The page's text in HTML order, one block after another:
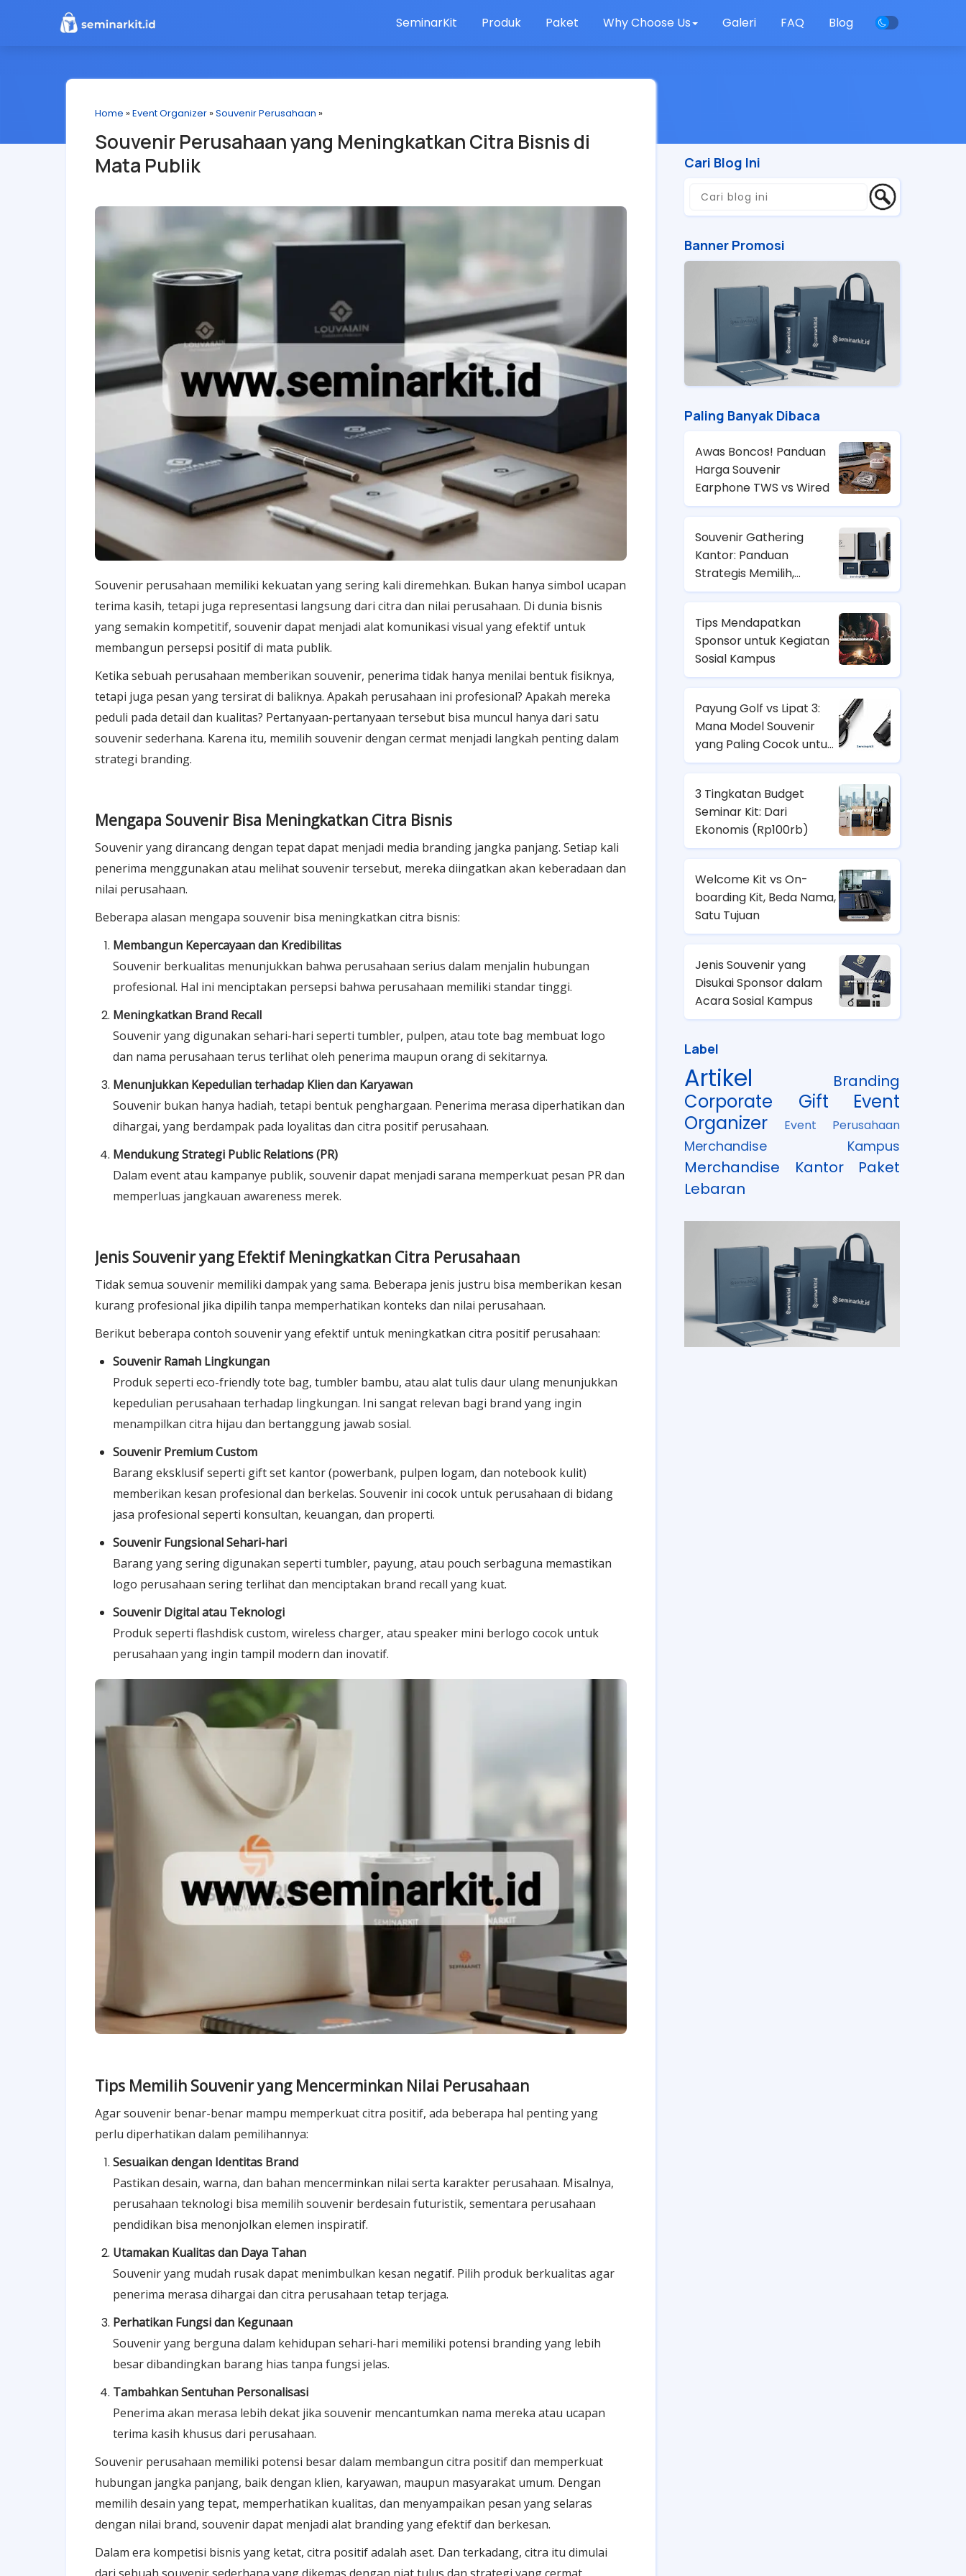
SeminarKit Produk Paket Why Choose Us Galeri FAQ Blog
Home »Event Organizer »Souvenir Perusahaan »
Souvenir Perusahaan yang Meningkatkan Citra Bisnis di
Mata Publik
Souvenir perusahaan memiliki kekuatan yang sering kali diremehkan. Bukan hanya simbol ucapan
terima kasih, tetapi juga representasi langsung dari citra dan nilai perusahaan. Di dunia bisnis
yang semakin kompetitif, souvenir dapat menjadi alat komunikasi visual yang efektif untuk
membangun persepsi positif di mata publik.
Ketika sebuah perusahaan memberikan souvenir, penerima tidak hanya menilai bentuk fisiknya,
tetapi juga pesan yang tersirat di baliknya. Apakah perusahaan ini profesional? Apakah mereka
peduli pada detail dan kualitas? Pertanyaan-pertanyaan tersebut bisa muncul hanya dari satu
souvenir sederhana. Karena itu, memilih souvenir dengan cermat menjadi langkah penting dalam
strategi branding.
Mengapa Souvenir Bisa Meningkatkan Citra Bisnis
Souvenir yang dirancang dengan tepat dapat menjadi media branding jangka panjang. Setiap kali
penerima menggunakan atau melihat souvenir tersebut, mereka diingatkan akan keberadaan dan
nilai perusahaan.
Beberapa alasan mengapa souvenir bisa meningkatkan citra bisnis:
Membangun Kepercayaan dan Kredibilitas
Souvenir berkualitas menunjukkan bahwa perusahaan serius dalam menjalin hubungan
profesional. Hal ini menciptakan persepsi bahwa perusahaan memiliki standar tinggi.
Meningkatkan Brand Recall
Souvenir yang digunakan sehari-hari seperti tumbler, pulpen, atau tote bag membuat logo
dan nama perusahaan terus terlihat oleh penerima maupun orang di sekitarnya.
Menunjukkan Kepedulian terhadap Klien dan Karyawan
Souvenir bukan hanya hadiah, tetapi bentuk penghargaan. Penerima merasa diperhatikan dan
dihargai, yang berdampak pada loyalitas dan citra positif perusahaan.
Mendukung Strategi Public Relations (PR)
Dalam event atau kampanye publik, souvenir dapat menjadi sarana memperkuat pesan PR dan
memperluas jangkauan awareness merek.
Jenis Souvenir yang Efektif Meningkatkan Citra Perusahaan
Tidak semua souvenir memiliki dampak yang sama. Beberapa jenis justru bisa memberikan kesan
kurang profesional jika dipilih tanpa memperhatikan konteks dan nilai perusahaan.
Berikut beberapa contoh souvenir yang efektif untuk meningkatkan citra positif perusahaan:
Souvenir Ramah Lingkungan
Produk seperti eco-friendly tote bag, tumbler bambu, atau alat tulis daur ulang menunjukkan
kepedulian perusahaan terhadap lingkungan. Ini sangat relevan bagi brand yang ingin
menampilkan citra hijau dan bertanggung jawab sosial.
Souvenir Premium Custom
Barang eksklusif seperti gift set kantor (powerbank, pulpen logam, dan notebook kulit)
memberikan kesan profesional dan berkelas. Souvenir ini cocok untuk perusahaan di bidang
jasa profesional seperti konsultan, keuangan, dan properti.
Souvenir Fungsional Sehari-hari
Barang yang sering digunakan seperti tumbler, payung, atau pouch serbaguna memastikan
logo perusahaan sering terlihat dan menciptakan brand recall yang kuat.
Souvenir Digital atau Teknologi
Produk seperti flashdisk custom, wireless charger, atau speaker mini berlogo cocok untuk
perusahaan yang ingin tampil modern dan inovatif.
Tips Memilih Souvenir yang Mencerminkan Nilai Perusahaan
Agar souvenir benar-benar mampu memperkuat citra positif, ada beberapa hal penting yang
perlu diperhatikan dalam pemilihannya:
Sesuaikan dengan Identitas Brand
Pastikan desain, warna, dan bahan mencerminkan nilai serta karakter perusahaan. Misalnya,
perusahaan teknologi bisa memilih souvenir berdesain futuristik, sementara perusahaan
pendidikan bisa menonjolkan elemen inspiratif.
Utamakan Kualitas dan Daya Tahan
Souvenir yang mudah rusak dapat menimbulkan kesan negatif. Pilih produk berkualitas agar
penerima merasa dihargai dan citra perusahaan tetap terjaga.
Perhatikan Fungsi dan Kegunaan
Souvenir yang berguna dalam kehidupan sehari-hari memiliki potensi branding yang lebih
besar dibandingkan barang hias tanpa fungsi jelas.
Tambahkan Sentuhan Personalisasi
Penerima akan merasa lebih dekat jika souvenir mencantumkan nama mereka atau ucapan
terima kasih khusus dari perusahaan.
Souvenir perusahaan memiliki potensi besar dalam membangun citra positif dan memperkuat
hubungan jangka panjang, baik dengan klien, karyawan, maupun masyarakat umum. Dengan
memilih desain yang tepat, memperhatikan kualitas, dan menyampaikan pesan yang selaras
dengan nilai brand, souvenir dapat menjadi alat branding yang efektif dan berkesan.
Dalam era kompetisi bisnis yang ketat, citra positif adalah aset. Dan terkadang, citra itu dimulai
Cari Blog Ini
Banner Promosi
Paling Banyak Dibaca
Awas Boncos! Panduan
Harga Souvenir
Earphone TWS vs Wired
Souvenir Gathering
Kantor: Panduan
Strategis Memilih,
Anggaran, dan Tren
Tips Mendapatkan
Sponsor untuk Kegiatan
Sosial Kampus
Payung Golf vs Lipat 3:
Mana Model Souvenir
yang Paling Cocok untuk
Nasabah Prioritas dan
3 Tingkatan Budget
Seminar Kit: Dari
Ekonomis (Rp100rb)
Welcome Kit vs On-
boarding Kit, Beda Nama,
Satu Tujuan
Jenis Souvenir yang
Disukai Sponsor dalam
Acara Sosial Kampus
Label
Artikel Branding
Corporate Gift
Event
Organizer
Event Perusahaan
Merchandise Kampus
Merchandise Kantor
Paket
Lebaran